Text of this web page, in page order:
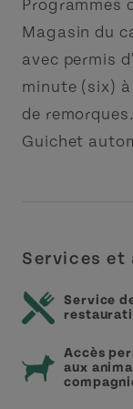
Programmes
Magasin du
avec permis
minute (six)
de
Guichet
Services
Service
Accès
aux